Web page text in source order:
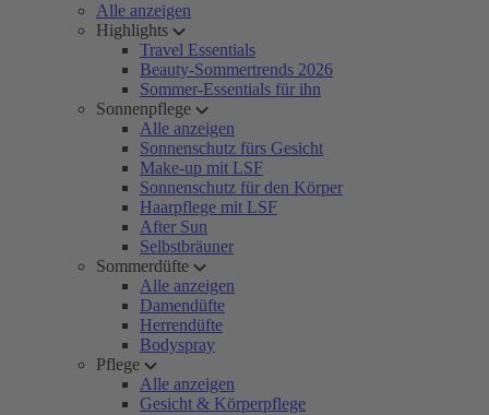
Alle anzeigen
Highlights
Travel Essentials
Beauty-Sommertrends 2026
Sommer-Essentials für ihn
Sonnenpflege
Alle anzeigen
Sonnenschutz fürs Gesicht
Make-up mit LSF
Sonnenschutz für den Körper
Haarpflege mit LSF
After Sun
Selbstbräuner
Sommerdüfte
Alle anzeigen
Damendüfte
Herrendüfte
Bodyspray
Pflege
Alle anzeigen
Gesicht & Körperpflege